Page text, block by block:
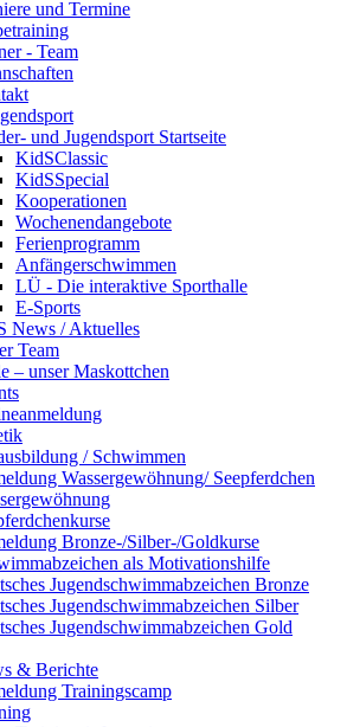
und Termine
- Team
und Jugendsport Startseite
KidSClassic
KidSSpecial
Kooperationen
Wochenendangebote
Ferienprogramm
Anfängerschwimmen
LÜ - Die interaktive Sporthalle
E-Sports
News / Aktuelles
Team
– unser Maskottchen
/ Schwimmen
Wassergewöhnung/ Seepferdchen
Bronze-/Silber-/Goldkurse
als Motivationshilfe
Jugendschwimmabzeichen Bronze
Jugendschwimmabzeichen Silber
Jugendschwimmabzeichen Gold
& Berichte
Trainingscamp